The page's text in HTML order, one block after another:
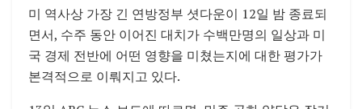
미 역사상 가장 긴 연방정부 셧다운이 12일 밤 종료되
면서, 수주 동안 이어진 대치가 수백만명의 일상과 미
국 경제 전반에 어떤 영향을 미쳤는지에 대한 평가가
본격적으로 이뤄지고 있다.